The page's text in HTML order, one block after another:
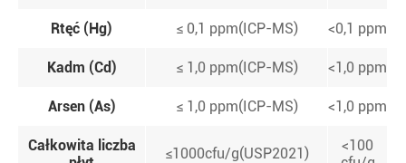
Rtęć (Hg) ≤ 0,1 ppm(ICP-MS) <0,1 ppm
Kadm (Cd) ≤ 1,0 ppm(ICP-MS) <1,0 ppm
Arsen (As) ≤ 1,0 ppm(ICP-MS) <1,0 ppm
Całkowita liczba
≤1000cfu/g(USP2021)
<100